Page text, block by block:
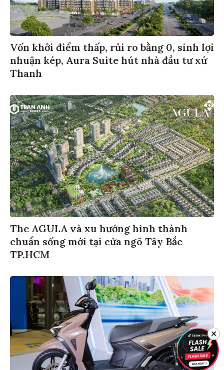
Vốn khởi điểm thấp, rủi ro bằng 0, sinh lợi
nhuận kép, Aura Suite hút nhà đầu tư xứ
Thanh
The AGULA và xu hướng hình thành
chuẩn sống mới tại cửa ngõ Tây Bắc
TP.HCM
✕